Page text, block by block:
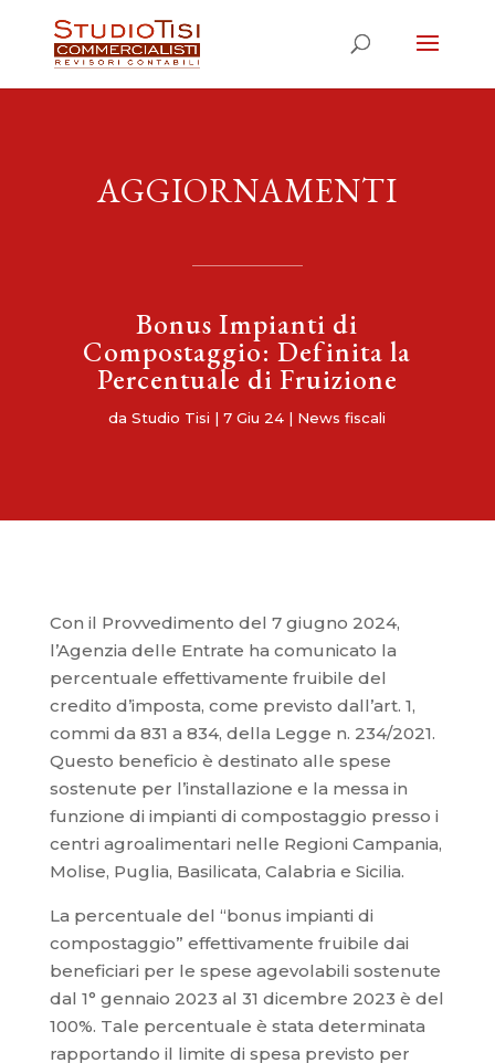
AGGIORNAMENTI
Bonus Impianti di
Compostaggio: Definita la
Percentuale di Fruizione
daStudio Tisi |7 Giu 24 | News fiscali
Con il Provvedimento del 7 giugno 2024,
l’Agenzia delle Entrate ha comunicato la
percentuale effettivamente fruibile del
credito d’imposta, come previsto dall’art. 1,
commi da 831 a 834, della Legge n. 234/2021.
Questo beneficio è destinato alle spese
sostenute per l’installazione e la messa in
funzione di impianti di compostaggio presso i
centri agroalimentari nelle Regioni Campania,
Molise, Puglia, Basilicata, Calabria e Sicilia.
La percentuale del “bonus impianti di
compostaggio” effettivamente fruibile dai
beneficiari per le spese agevolabili sostenute
dal 1° gennaio 2023 al 31 dicembre 2023 è del
100%. Tale percentuale è stata determinata
rapportando il limite di spesa previsto per